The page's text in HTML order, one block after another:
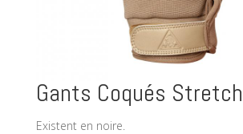
Gants Coqués
Existent en noire.